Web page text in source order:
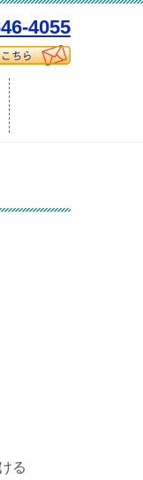
4055
る